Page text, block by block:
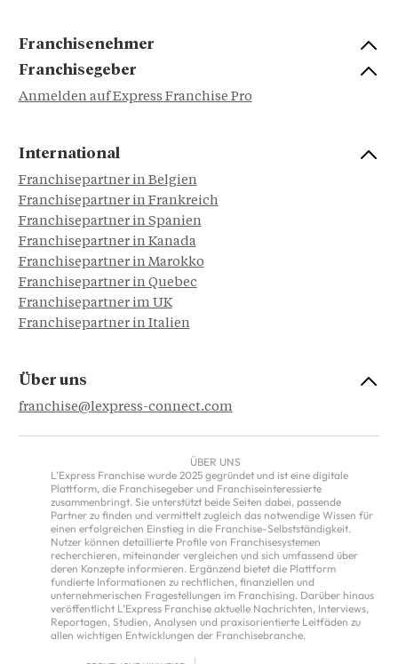
Franchisenehmer
Franchisegeber
Anmelden auf Express Franchise Pro
International
Franchisepartner in Belgien
Franchisepartner in Frankreich
Franchisepartner in Spanien
Franchisepartner in Kanada
Franchisepartner in Marokko
Franchisepartner in Quebec
Franchisepartner im UK
Franchisepartner in Italien
Über uns
franchise@lexpress-connect.com
ÜBER UNS
L’Express Franchise wurde 2025 gegründet und ist eine digitale
Plattform, die Franchisegeber und Franchiseinteressierte
zusammenbringt. Sie unterstützt beide Seiten dabei, passende
Partner zu finden und vermittelt zugleich das notwendige Wissen für
einen erfolgreichen Einstieg in die Franchise-Selbstständigkeit.
Nutzer können detaillierte Profile von Franchisesystemen
recherchieren, miteinander vergleichen und sich umfassend über
deren Konzepte informieren. Ergänzend bietet die Plattform
fundierte Informationen zu rechtlichen, finanziellen und
unternehmerischen Fragestellungen im Franchising. Darüber hinaus
veröffentlicht L’Express Franchise aktuelle Nachrichten, Interviews,
Reportagen, Studien, Analysen und praxisorientierte Leitfäden zu
allen wichtigen Entwicklungen der Franchisebranche.